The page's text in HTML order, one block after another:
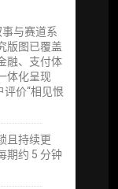
与赛道系
版图已覆盖
融、支付体
体化呈现
价“相见恨
且持续更
期约 5 分钟